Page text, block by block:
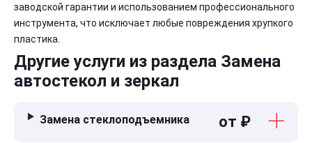
заводской гарантии и использованием профессионального
инструмента, что исключает любые повреждения хрупкого
пластика.
Другие услуги из раздела Замена
автостекол и зеркал
Замена стеклоподъемника от ₽